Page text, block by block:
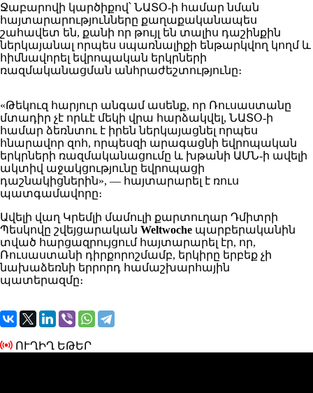
Ջաբարովի կարծիքով՝ ՆԱՏՕ-ի համար նման
հայտարարությունները քաղաքականապես
շահավետ են, քանի որ թույլ են տալիս դաշինքին
ներկայանալ որպես սպառնալիքի ենթարկվող կողմ և
հիմնավորել եվրոպական երկրների
ռազմականացման անհրաժեշտությունը։
«Թեկուզ հարյուր անգամ ասենք, որ Ռուսաստանը
մտադիր չէ որևէ մեկի վրա հարձակվել, ՆԱՏՕ-ի
համար ձեռնտու է իրեն ներկայացնել որպես
հնարավոր զոհ, որպեսզի արագացնի եվրոպական
երկրների ռազմականացումը և խթանի ԱՄՆ-ի ավելի
ակտիվ աջակցությունը եվրոպացի
դաշնակիցներին», — հայտարարել է ռուս
պատգամավորը։
Ավելի վաղ Կրեմլի մամուլի քարտուղար Դմիտրի
Պեսկովը շվեյցարական Weltwoche պարբերականին
տված հարցազրույցում հայտարարել էր, որ,
Ռուսաստանի դիրքորոշմամբ, երկիրը երբեք չի
նախաձեռնի երրորդ համաշխարհային
պատերազմը։
ՈՒՂԻՂ ԵԹԵՐ